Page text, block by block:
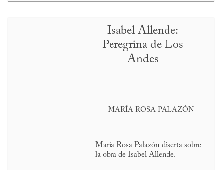
Isabel Allende:
Peregrina de Los
Andes
MARÍA ROSA PALAZÓN
María Rosa Palazón diserta sobre
la obra de Isabel Allende.